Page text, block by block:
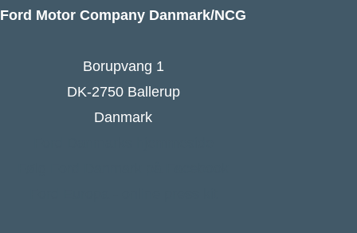
Ford Motor Company Danmark/NCG
Borupvang 1
DK-2750 Ballerup
Danmark